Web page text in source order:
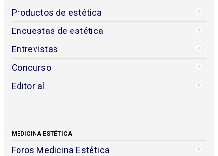
Productos de estética
Encuestas de estética
Entrevistas
Concurso
Editorial
MEDICINA ESTÉTICA
Foros Medicina Estética